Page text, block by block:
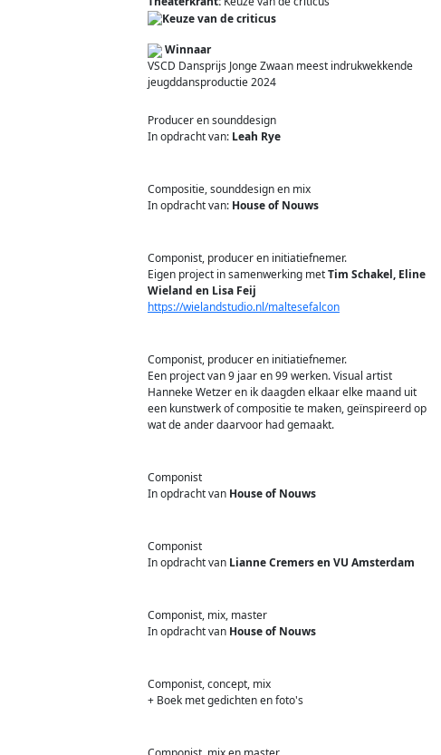
Winnaar
VSCD Dansprijs Jonge Zwaan meest indrukwekkende
jeugddansproductie 2024
Producer en sounddesign
In opdracht van: Leah Rye
Compositie, sounddesign en mix
In opdracht van: House of Nouws
Componist, producer en initiatiefnemer.
Eigen project in samenwerking metTim Schakel, Eline
Wieland en Lisa Feij
https://wielandstudio.nl/maltesefalcon
Componist, producer en initiatiefnemer.
Een project van 9 jaar en 99 werken. Visual artist
Hanneke Wetzer en ik daagden elkaar elke maand uit
een kunstwerk of compositie te maken, geïnspireerd op
wat de ander daarvoor had gemaakt.
Componist
In opdracht van House of Nouws
Componist
In opdracht van Lianne Cremers en VU Amsterdam
Componist, mix, master
In opdracht van House of Nouws
Componist, concept, mix
+ Boek met gedichten en foto's